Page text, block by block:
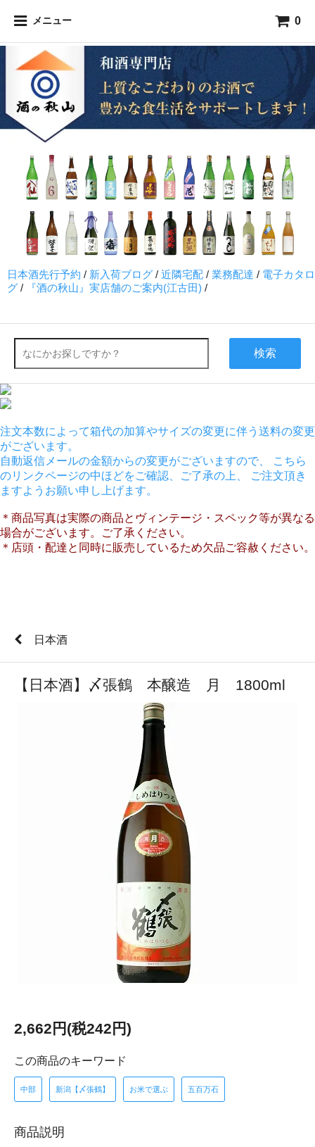
メニュー 0
日本酒先行予約 / 新入荷ブログ / 近隣宅配 / 業務配達 / 電子カタロ
グ / 『酒の秋山』実店舗のご案内(江古田) /
検索
注文本数によって箱代の加算やサイズの変更に伴う送料の変更
がございます。
自動返信メールの金額からの変更がございますので、 こちら
のリンクページの中ほどをご確認、ご了承の上、 ご注文頂き
ますようお願い申し上げます。
＊商品写真は実際の商品とヴィンテージ・スペック等が異なる
場合がございます。ご了承ください。
＊店頭・配達と同時に販売しているため欠品ご容赦ください。
日本酒
【日本酒】〆張鶴 本醸造 月 1800ml
2,662円(税242円)
この商品のキーワード
中部 新潟【〆張鶴】 お米で選ぶ 五百万石
商品説明